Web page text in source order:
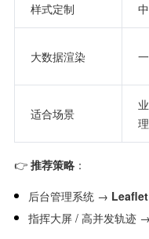
样式定制
大数据渲染
适合场景
👉 推荐策略 ：
后台管理系统 → Leaflet
指挥大屏 / 高并发轨迹 →